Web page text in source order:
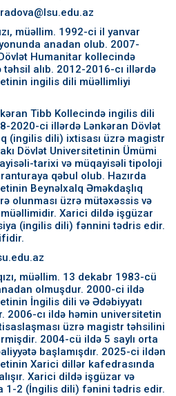
müəllim. 1992-ci il yanvar
anadan olub. 2007-
Humanitar kollecində
alıb. 2012-2016-cı illərdə
ingilis dili müəllimliyi
Tibb Kollecində ingilis dili
2020-ci illərdə Lənkəran Dövlət
(ingilis dili) ixtisası üzrə magistr
Dövlət Universitetinin Ümümi
tarixi və müqayisəli tipoloji
qəbul olub. Hazırda
Beynəlxalq Əməkdaşlıq
olunması üzrə mütəxəssis və
Xarici dildə işgüzar
(ingilis dili) fənnini tədris edir.
müəllim. 13 dekabr 1983-cü
olmuşdur. 2000-ci ildə
İngilis dili və Ədəbiyyatı
2006-cı ildə həmin universitetin
üzrə magistr təhsilini
2004-cü ildə 5 saylı orta
başlamışdır. 2025-ci ildən
Xarici dillər kafedrasında
Xarici dildə işgüzar və
1-2 (İngilis dili) fənini tədris edir.